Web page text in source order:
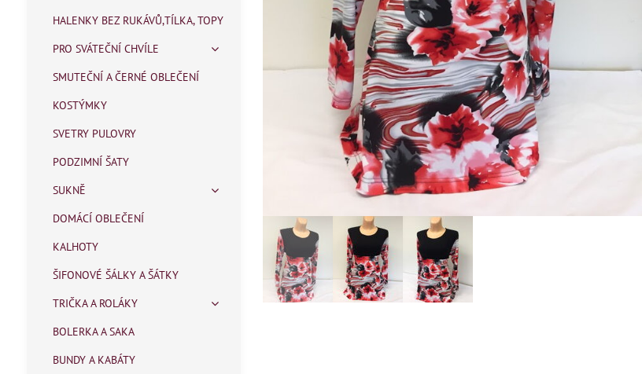
HALENKY BEZ RUKÁVŮ,TÍLKA, TOPY
PRO SVÁTEČNÍ CHVÍLE
SMUTEČNÍ A ČERNÉ OBLEČENÍ
KOSTÝMKY
SVETRY PULOVRY
PODZIMNÍ ŠATY
SUKNĚ
DOMÁCÍ OBLEČENÍ
KALHOTY
ŠIFONOVÉ ŠÁLKY A ŠÁTKY
TRIČKA A ROLÁKY
BOLERKA A SAKA
BUNDY A KABÁTY